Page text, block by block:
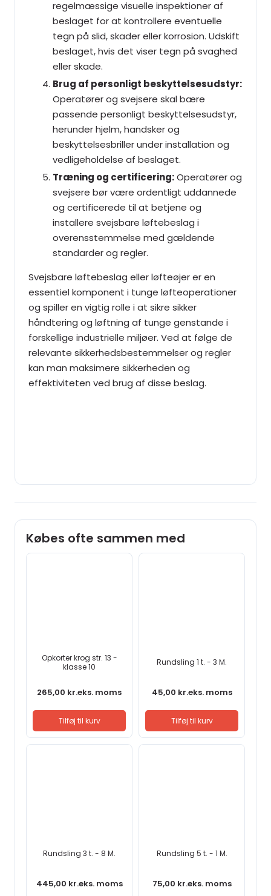
regelmæssige visuelle inspektioner af
beslaget for at kontrollere eventuelle
tegn på slid, skader eller korrosion. Udskift
beslaget, hvis det viser tegn på svaghed
eller skade.
Brug af personligt beskyttelsesudstyr:
Operatører og svejsere skal bære
passende personligt beskyttelsesudstyr,
herunder hjelm, handsker og
beskyttelsesbriller under installation og
vedligeholdelse af beslaget.
Træning og certificering:Operatører og
svejsere bør være ordentligt uddannede
og certificerede til at betjene og
installere svejsbare løftebeslag i
overensstemmelse med gældende
standarder og regler.
Svejsbare løftebeslag eller løfteøjer er en
essentiel komponent i tunge løfteoperationer
og spiller en vigtig rolle i at sikre sikker
håndtering og løftning af tunge genstande i
forskellige industrielle miljøer. Ved at følge de
relevante sikkerhedsbestemmelser og regler
kan man maksimere sikkerheden og
effektiviteten ved brug af disse beslag.
Købes ofte sammen med
Opkorter krog str. 13 -
klasse 10
265,00 kr.eks. moms
Tilføj til kurv
Rundsling 1 t. - 3 M.
45,00 kr.eks. moms
Tilføj til kurv
Rundsling 3 t. - 8 M.
445,00 kr.eks. moms
Rundsling 5 t. - 1 M.
75,00 kr.eks. moms